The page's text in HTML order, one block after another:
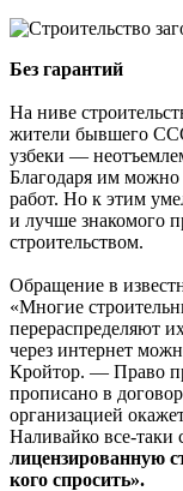
Без гарантий
На ниве
жители бывшего
узбеки —
Благодаря им
работ. Но к этим
и лучше знакомого
строительством.
Обращение в
«Многие
перераспределяют
через интернет
Кройтор. — Право
прописано в
организацией
Наливайко все-таки
лицензированную
кого спросить».